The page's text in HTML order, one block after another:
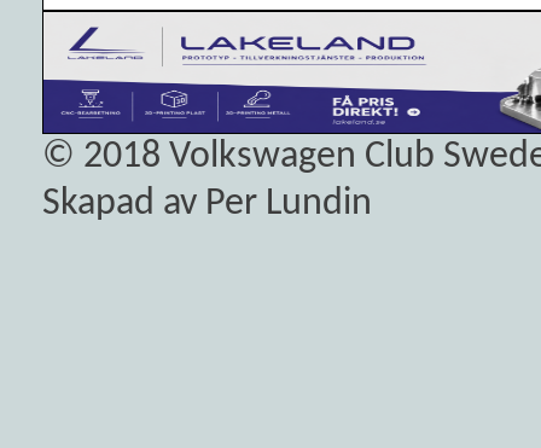
© 2018 Volkswagen Club
Skapad av Per Lundin